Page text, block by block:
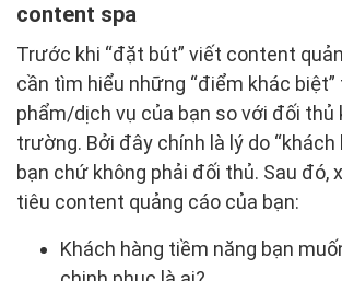
content spa
Trước khi “đặt bút” viết content
cần tìm hiểu những “điểm khác biệt”
phẩm/dịch vụ của bạn so với đối thủ
trường. Bởi đây chính là lý do “khách
bạn chứ không phải đối thủ. Sau đó,
tiêu content quảng cáo của bạn:
Khách hàng tiềm năng bạn